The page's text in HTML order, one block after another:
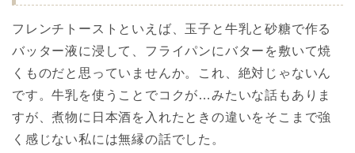
フレンチトーストといえば、玉子と牛乳と砂糖で作る
バッター液に浸して、フライパンにバターを敷いて焼
くものだと思っていませんか。これ、絶対じゃないん
です。牛乳を使うことでコクが…みたいな話もありま
すが、煮物に日本酒を入れたときの違いをそこまで強
く感じない私には無縁の話でした。